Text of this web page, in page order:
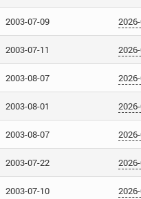
2003-07-09
2003-07-11
2003-08-07
2003-08-01
2003-08-07
2003-07-22
2003-07-10